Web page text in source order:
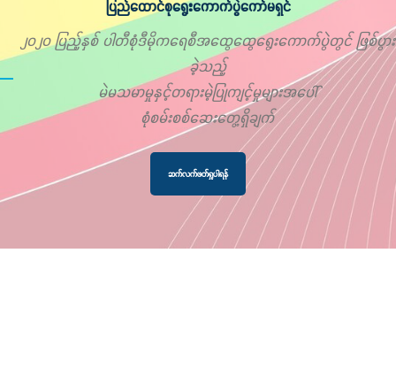
ပြည်ထောင်စုရွေးကောက်ပွဲကော်မရှင်
၂၀၂၀ ပြည့်နှစ် ပါတီစုံဒီမိုကရေစီအထွေထွေရွေးကောက်ပွဲတွင် ဖြစ်ပွား
ခဲ့သည့်
မဲမသမာမှုနှင့်တရားမဲ့ပြုကျင့်မှုများအပေါ်
စုံစမ်းစစ်ဆေးတွေ့ရှိချက်
ဆက်လက်ဖတ်ရှုပါရန်